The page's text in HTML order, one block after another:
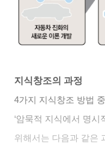
지식창조의 과정
4가지 지식창조 방법
‘암묵적 지식에서 명시
위해서는 다음과 같은